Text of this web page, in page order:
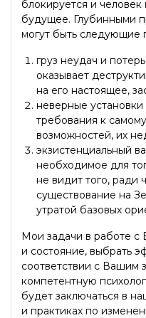
блокируется и человек
будущее. Глубинными
могут быть следующие
груз неудач и
оказывает
на его настоящее,
неверные
требования к
возможностей, их
экзистенциальный
необходимое для
не видит того, ради
существование на
утратой базовых
Мои задачи в работе с
и состояние, выбрать
соответствии с Вашим
компетентную
будет заключаться в
и практиках по